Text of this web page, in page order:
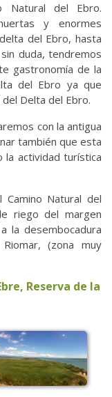
Natural del Ebro.
y enormes
del Ebro, hasta
duda, tendremos
gastronomía de la
del Ebro ya que
Delta del Ebro.
con la antigua
también que esta
la actividad turística
Natural del
riego del margen
la desembocadura
(zona muy
Reserva de la